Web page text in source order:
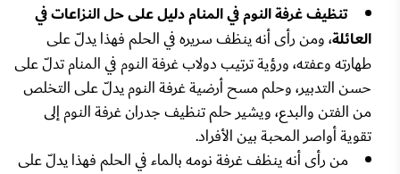
تنظيف غرفة النوم في المنام دليل على حل النزاعات في
العائلة، ومن رأى أنه ينظف سريره في الحلم فهذا يدلّ على
طهارته وعفته، ورؤية ترتيب دولاب غرفة النوم في المنام تدلّ على
حسن التدبير، وحلم مسح أرضية غرفة النوم يدلّ على التخلص
من الفتن والبدع، ويشير حلم تنظيف جدران غرفة النوم إلى
تقوية أواصر المحبة بين الأفراد.
من رأى أنه ينظف غرفة نومه بالماء في الحلم فهذا يدلّ على